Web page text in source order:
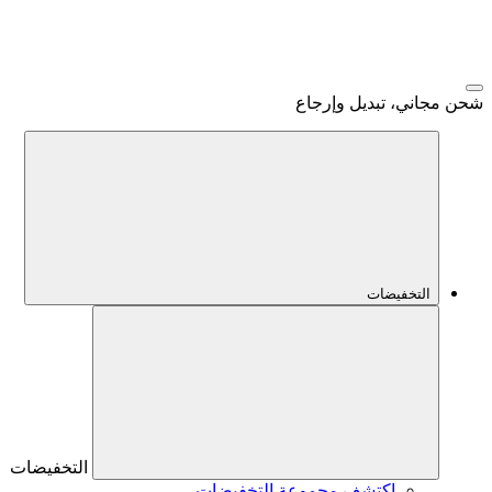
شحن مجاني، تبديل وإرجاع
التخفيضات
التخفيضات